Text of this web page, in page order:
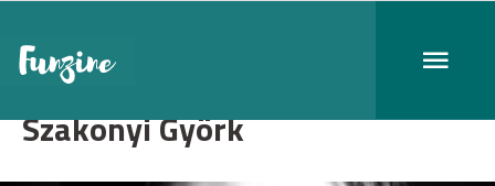
Szakonyi Györk